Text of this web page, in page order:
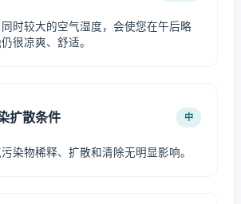
时较大的空气湿度，会使您在午后略
很凉爽、舒适。
扩散条件 中
染物稀释、扩散和清除无明显影响。